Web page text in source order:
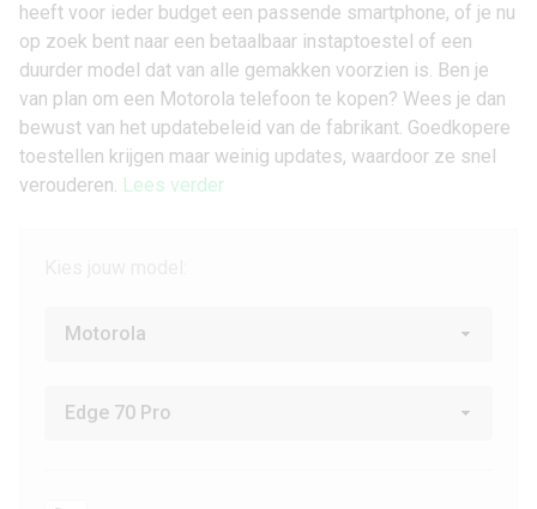
heeft voor ieder budget een passende smartphone, of je nu
op zoek bent naar een betaalbaar instaptoestel of een
duurder model dat van alle gemakken voorzien is. Ben je
van plan om een Motorola telefoon te kopen? Wees je dan
bewust van het updatebeleid van de fabrikant. Goedkopere
toestellen krijgen maar weinig updates, waardoor ze snel
verouderen. Lees verder